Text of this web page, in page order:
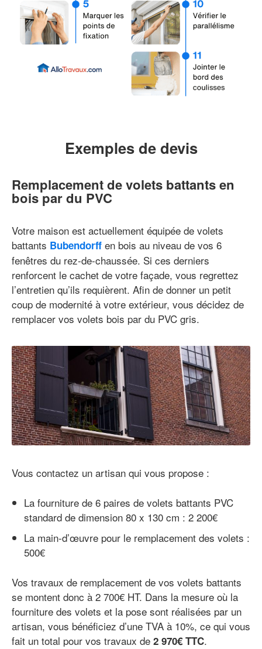
Exemples de devis
Remplacement de volets battants en
bois par du PVC
Votre maison est actuellement équipée de volets
battants Bubendorff en bois au niveau de vos 6
fenêtres du rez-de-chaussée. Si ces derniers
renforcent le cachet de votre façade, vous regrettez
l’entretien qu’ils requièrent. Afin de donner un petit
coup de modernité à votre extérieur, vous décidez de
remplacer vos volets bois par du PVC gris.
Vous contactez un artisan qui vous propose :
La fourniture de 6 paires de volets battants PVC
standard de dimension 80 x 130 cm : 2 200€
La main-d’œuvre pour le remplacement des volets :
500€
Vos travaux de remplacement de vos volets battants
se montent donc à 2 700€ HT. Dans la mesure où la
fourniture des volets et la pose sont réalisées par un
artisan, vous bénéficiez d’une TVA à 10%, ce qui vous
fait un total pour vos travaux de 2 970€ TTC.